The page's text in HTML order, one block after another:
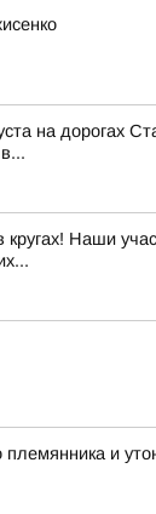
на дорогах
Наши
племянника и